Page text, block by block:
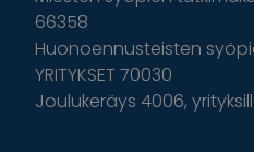
66358
Huonoennusteisten
YRITYKSET 70030
Joulukeräys 4006,